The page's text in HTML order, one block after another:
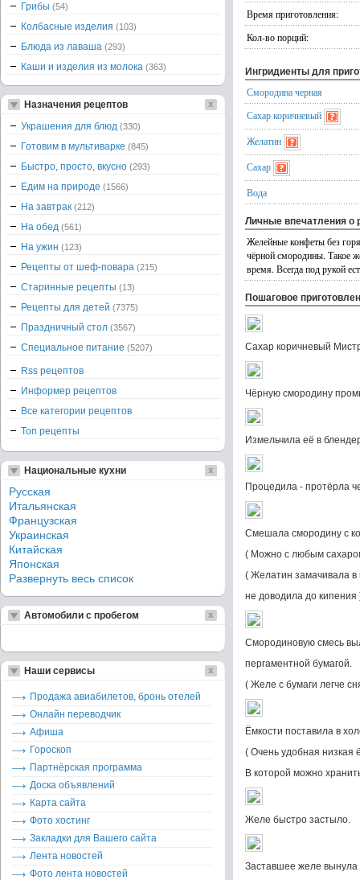
Время приготовления:
Кол-во порций:
Ингридиенты для
Смородина черная
Сахар коричневый
Желатин
Сахар
Вода
Личные впечатления о
Желейные конфеты без
чёрной смородины. Такое
время. Всегда под рукой
Пошаговое
Сахар коричневый
Чёрную смородину
Измельчила её в
Процедила - протёрла
Смешала смородину с
( Можно с любым
( Желатин замачивала в
не доводила до кипения
Смородиновую смесь
пергаментной бумагой.
( Желе с бумаги легче
Ёмкости поставила в
( Очень удобная низкая
В которой можно
Желе быстро застыло.
Заставшее желе вынула
Грибы (54)
Колбасные изделия (103)
Блюда из лаваша (293)
Каши и изделия из молока (363)
Назначения рецептов
Украшения для блюд (330)
Готовим в мультиварке (845)
Быстро, просто, вкусно (293)
Едим на природе (1566)
На завтрак (212)
На обед (561)
На ужин (123)
Рецепты от шеф-повара (215)
Старинные рецепты (13)
Рецепты для детей (7375)
Праздничный стол (3567)
Специальное питание (5207)
Rss рецептов
Информер рецептов
Все категории рецептов
Топ рецепты
Национальные кухни
Русская
Итальянская
Французская
Украинская
Китайская
Японская
Развернуть весь список
Автомобили с пробегом
Наши сервисы
Продажа авиабилетов, бронь отелей
Онлайн переводчик
Афиша
Гороскоп
Партнёрская программа
Доска объявлений
Карта сайта
Фото хостинг
Закладки для Вашего сайта
Лента новостей
Фото лента новостей